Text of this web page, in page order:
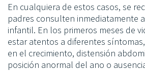
En cualquiera de estos casos, se
padres consulten inmediatamente
infantil. En los primeros meses de
estar atentos a diferentes
en el crecimiento, distensión
posición anormal del ano o